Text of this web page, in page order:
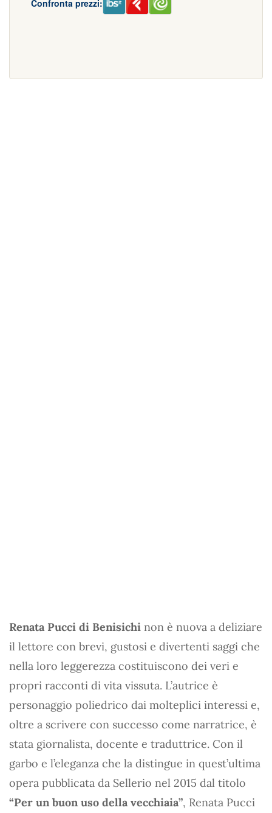
Confronta prezzi:
Renata Pucci di Benisichi non è nuova a deliziare
il lettore con brevi, gustosi e divertenti saggi che
nella loro leggerezza costituiscono dei veri e
propri racconti di vita vissuta. L’autrice è
personaggio poliedrico dai molteplici interessi e,
oltre a scrivere con successo come narratrice, è
stata giornalista, docente e traduttrice. Con il
garbo e l’eleganza che la distingue in quest’ultima
opera pubblicata da Sellerio nel 2015 dal titolo
“Per un buon uso della vecchiaia”, Renata Pucci